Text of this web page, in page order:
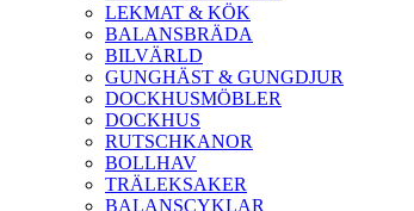
LEKMAT & KÖK
BALANSBRÄDA
BILVÄRLD
GUNGHÄST & GUNGDJUR
DOCKHUSMÖBLER
DOCKHUS
RUTSCHKANOR
BOLLHAV
TRÄLEKSAKER
BALANSCYKLAR